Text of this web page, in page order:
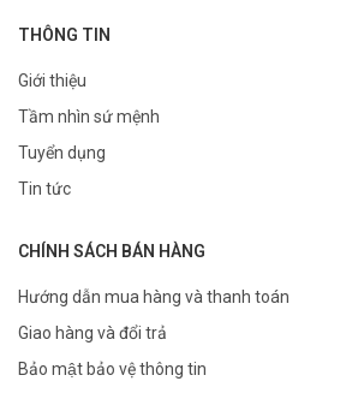
THÔNG TIN
Giới thiệu
Tầm nhìn sứ mệnh
Tuyển dụng
Tin tức
CHÍNH SÁCH BÁN HÀNG
Hướng dẫn mua hàng và thanh toán
Giao hàng và đổi trả
Bảo mật bảo vệ thông tin